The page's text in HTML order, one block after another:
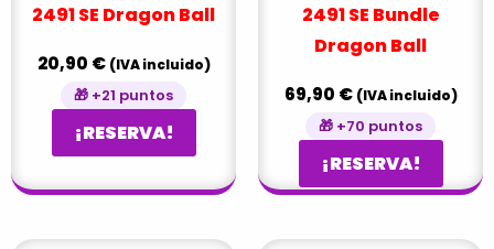
2491 SE Dragon Ball
20,90 € (IVA incluido)
🎁 +21 puntos
¡RESERVA!
2491 SE Bundle
Dragon Ball
69,90 € (IVA incluido)
🎁 +70 puntos
¡RESERVA!